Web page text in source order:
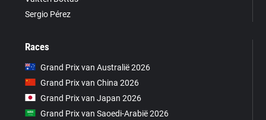
Sergio Pérez
Races
Grand Prix van Australië 2026
Grand Prix van China 2026
Grand Prix van Japan 2026
Grand Prix van Saoedi-Arabië 2026